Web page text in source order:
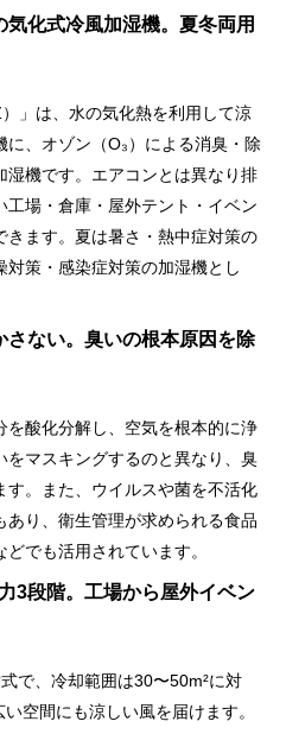
化式冷風加湿機。夏冬両用
」は、水の気化熱を利用して涼
に、オゾン（O₃）による消臭・除
機です。エアコンとは異なり排
場・倉庫・屋外テント・イベン
きます。夏は暑さ・熱中症対策の
策・感染症対策の加湿機とし
さない。臭いの根本原因を除
を酸化分解し、空気を根本的に浄
マスキングするのと異なり、臭
す。また、ウイルスや菌を不活化
り、衛生管理が求められる食品
でも活用されています。
3段階。工場から屋外イベン
で、冷却範囲は30〜50m²に対
空間にも涼しい風を届けます。